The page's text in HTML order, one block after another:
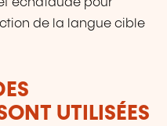
de la langue cible
UTILISÉES